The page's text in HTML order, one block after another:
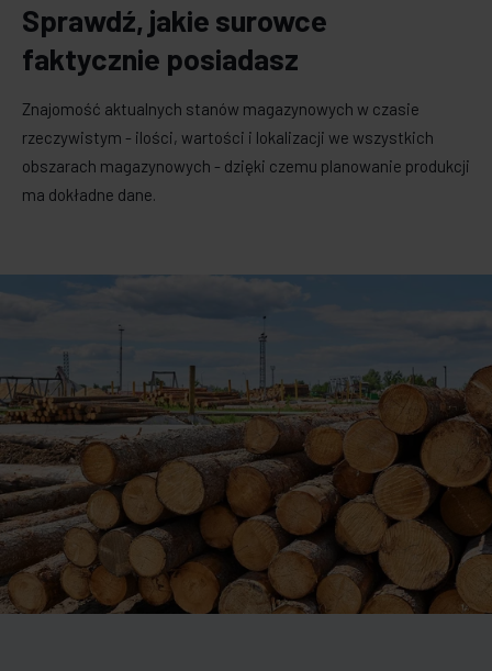
Sprawdź, jakie surowce
faktycznie posiadasz
Znajomość aktualnych stanów magazynowych w czasie
rzeczywistym - ilości, wartości i lokalizacji we wszystkich
obszarach magazynowych - dzięki czemu planowanie produkcji
ma dokładne dane.